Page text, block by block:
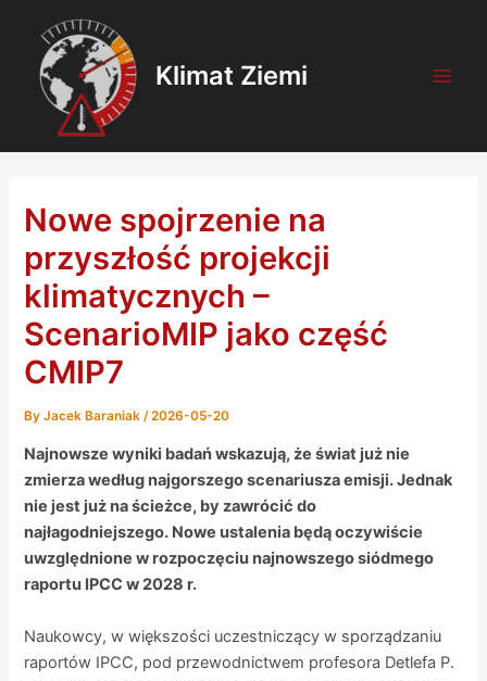
content
Klimat Ziemi
Nowe spojrzenie na
przyszłość projekcji
klimatycznych –
ScenarioMIP jako część
CMIP7
ByJacek Baraniak/2026-05-20
Najnowsze wyniki badań wskazują, że świat już nie
zmierza według najgorszego scenariusza emisji. Jednak
nie jest już na ścieżce, by zawrócić do
najłagodniejszego. Nowe ustalenia będą oczywiście
uwzględnione w rozpoczęciu najnowszego siódmego
raportu IPCC w 2028 r.
Naukowcy, w większości uczestniczący w sporządzaniu
raportów IPCC, pod przewodnictwem profesora Detlefa P.
navigation